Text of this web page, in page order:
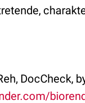
DocCheck,